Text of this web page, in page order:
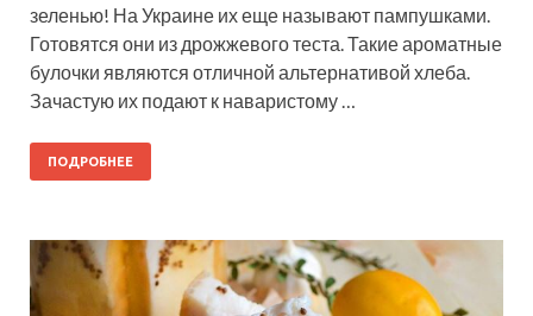
зеленью! На Украине их еще называют пампушками.
Готовятся они из дрожжевого теста. Такие ароматные
булочки являются отличной альтернативой хлеба.
Зачастую их подают к наваристому …
ПОДРОБНЕЕ